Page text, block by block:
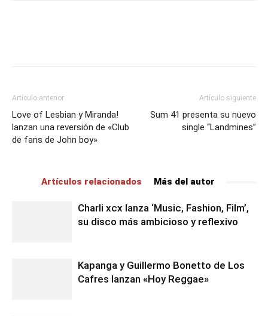
Artículo anterior
Love of Lesbian y Miranda!
lanzan una reversión de «Club
de fans de John boy»
Artículo siguiente
Sum 41 presenta su nuevo
single “Landmines”
Artículos relacionados Más del autor
Charli xcx lanza ‘Music, Fashion, Film’,
su disco más ambicioso y reflexivo
Kapanga y Guillermo Bonetto de Los
Cafres lanzan «Hoy Reggae»